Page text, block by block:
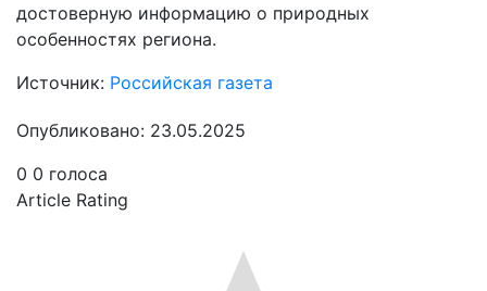
достоверную информацию о природных
особенностях региона.
Источник: Российская газета
Опубликовано: 23.05.2025
0 0 голоса
Article Rating